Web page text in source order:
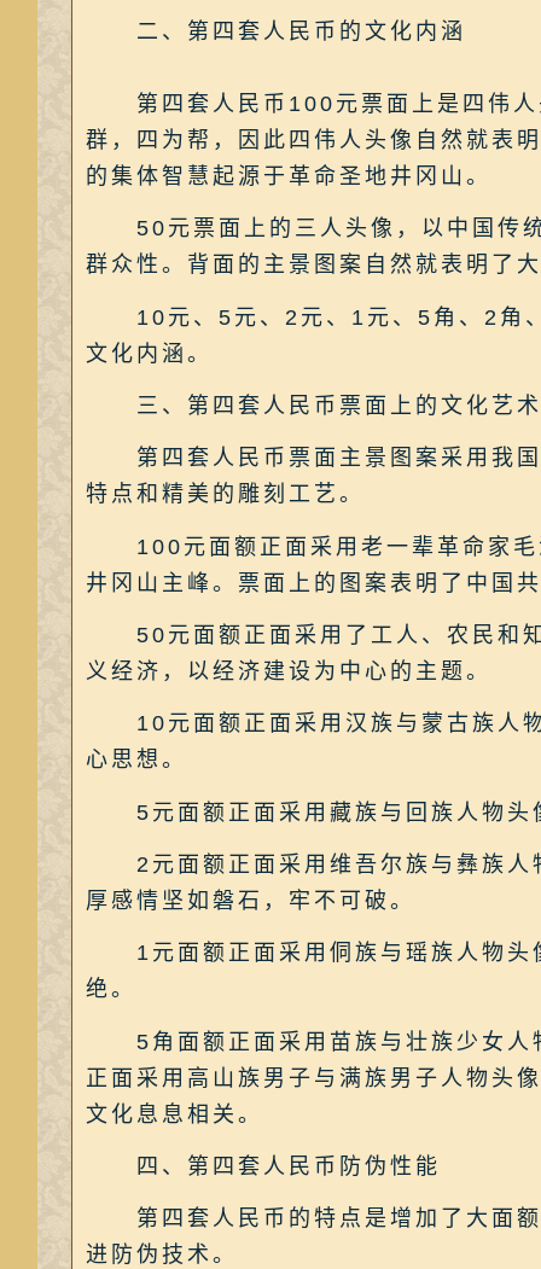
二、第四套人民币的文化内涵
第四套人民币100元票面上是四伟人
群，四为帮，因此四伟人头像自然就表
的集体智慧起源于革命圣地井冈山。
50元票面上的三人头像，以中国传统
群众性。背面的主景图案自然就表明了
10元、5元、2元、1元、5角、2角、
文化内涵。
三、第四套人民币票面上的文化艺术
第四套人民币票面主景图案采用我国
特点和精美的雕刻工艺。
100元面额正面采用老一辈革命家毛
井冈山主峰。票面上的图案表明了中国
50元面额正面采用了工人、农民和知
义经济，以经济建设为中心的主题。
10元面额正面采用汉族与蒙古族人物
心思想。
5元面额正面采用藏族与回族人物头
2元面额正面采用维吾尔族与彝族人
厚感情坚如磐石，牢不可破。
1元面额正面采用侗族与瑶族人物头
绝。
5角面额正面采用苗族与壮族少女人
正面采用高山族男子与满族男子人物头
文化息息相关。
四、第四套人民币防伪性能
第四套人民币的特点是增加了大面额
进防伪技术。